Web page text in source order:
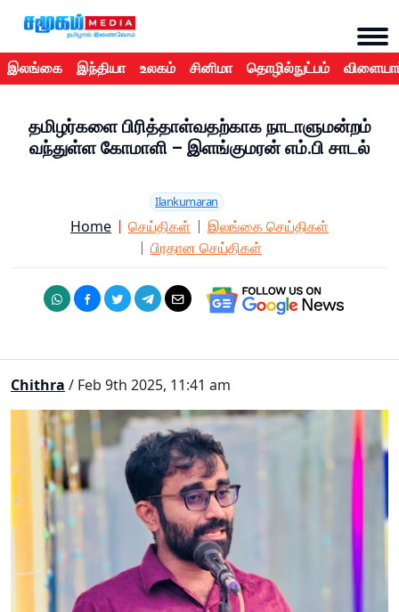
இலங்கை இந்தியா உலகம் சினிமா தொழில்நுட்பம்
தமிழர்களை பிரித்தாள்வதற்காக நாடாளுமன்றம்
வந்துள்ள கோமாளி – இளங்குமரன் எம்.பி சாடல்
Ilankumaran
Home செய்திகள்
இலங்கை செய்திகள்
பிரதான செய்திகள்
Chithra / Feb 9th 2025, 11:41 am